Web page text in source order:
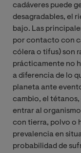
cadáveres puede
desagradables, el
bajo. Las
por contacto con
cólera o tifus) son
prácticamente no
a diferencia de lo
planeta ante
cambio, el
entrar al
con tierra, polvo o
prevalencia en
probabilidad de